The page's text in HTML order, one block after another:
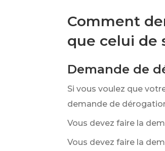
Comment
que celui de
Demande de
Si vous voulez que
demande de
Vous devez faire la
Vous devez faire la